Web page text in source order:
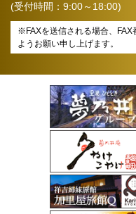
(受付時間：9:00～18:00)
※FAXを送信される場合、FAX
ようお願い申し上げます。